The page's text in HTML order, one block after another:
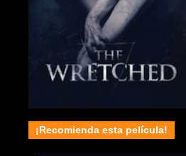
¡Recomienda esta película!